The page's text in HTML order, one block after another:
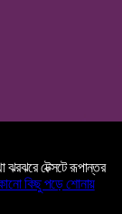
টেক্সটে রূপান্তর
কিছু পড়ে শোনায়